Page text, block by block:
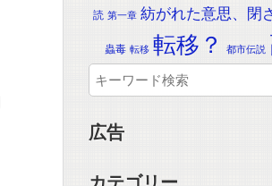
読 第一章 紡がれた意思、閉
蟲毒 転移 転移？ 都市伝説
広告